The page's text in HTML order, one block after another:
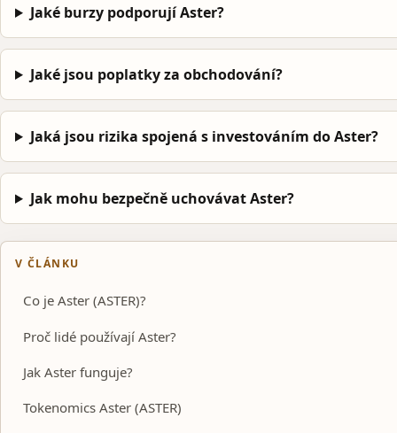
Jaké burzy podporují Aster?
Jaké jsou poplatky za obchodování?
Jaká jsou rizika spojená s investováním do Aster?
Jak mohu bezpečně uchovávat Aster?
V ČLÁNKU
Co je Aster (ASTER)?
Proč lidé používají Aster?
Jak Aster funguje?
Tokenomics Aster (ASTER)